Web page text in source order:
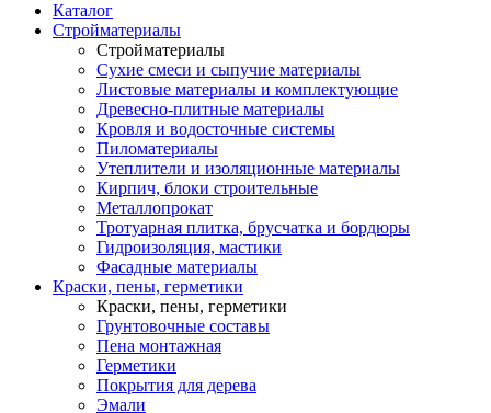
Каталог
Стройматериалы
Стройматериалы
Сухие смеси и сыпучие материалы
Листовые материалы и комплектующие
Древесно-плитные материалы
Кровля и водосточные системы
Пиломатериалы
Утеплители и изоляционные материалы
Кирпич, блоки строительные
Металлопрокат
Тротуарная плитка, брусчатка и бордюры
Гидроизоляция, мастики
Фасадные материалы
Краски, пены, герметики
Краски, пены, герметики
Грунтовочные составы
Пена монтажная
Герметики
Покрытия для дерева
Эмали